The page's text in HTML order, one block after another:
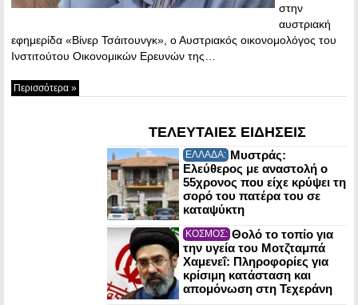
στην
αυστριακή
εφημερίδα «Βίνερ Τσάιτουνγκ», ο Αυστριακός οικονομολόγος του
Ινστιτούτου Οικονομικών Ερευνών της…
Περισσότερα »
ΤΕΛΕΥΤΑΙΕΣ ΕΙΔΗΣΕΙΣ
ΕΛΛΑΔΑ: Μυστράς:
Ελεύθερος με αναστολή ο
55χρονος που είχε κρύψει τη
σορό του πατέρα του σε
καταψύκτη
ΚΟΣΜΟΣ: Θολό το τοπίο για
την υγεία του Μοτζταμπά
Χαμενεΐ: Πληροφορίες για
κρίσιμη κατάσταση και
απομόνωση στη Τεχεράνη